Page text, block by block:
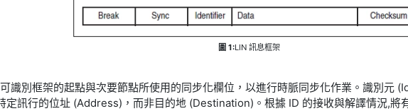
圖 1:LIN 訊息框架
識別框架的起點與次要節點所使用的同步化欄位，以進行時脈同步化作業。識別元
訊行的位址 (Address)，而非目的地 (Destination)。根據 ID 的接收與解譯情況,將